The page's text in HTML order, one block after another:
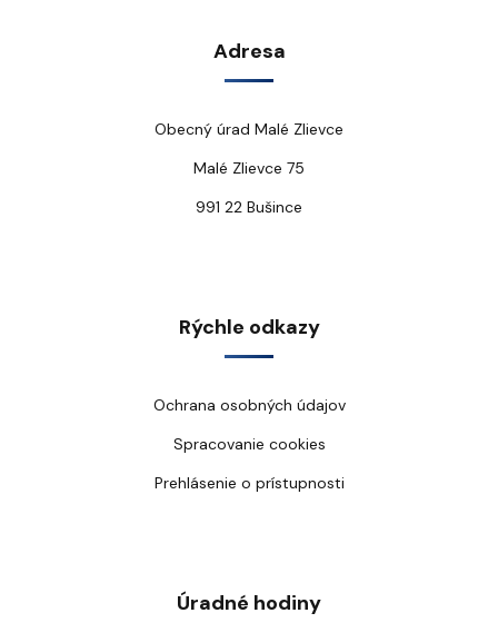
Adresa
Obecný úrad Malé Zlievce
Malé Zlievce 75
991 22 Bušince
Rýchle odkazy
Ochrana osobných údajov
Spracovanie cookies
Prehlásenie o prístupnosti
Úradné hodiny